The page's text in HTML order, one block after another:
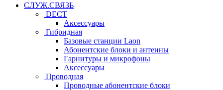
СЛУЖ.СВЯЗЬ
DECT
Аксессуары
Гибридная
Базовые станции Laon
Абонентские блоки и антенны
Гарнитуры и микрофоны
Аксессуары
Проводная
Проводные абонентские блоки